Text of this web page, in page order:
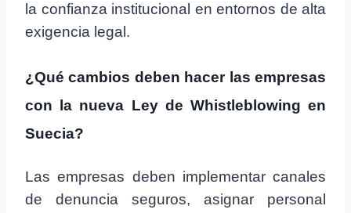
la confianza institucional en entornos de alta
exigencia legal.
¿Qué cambios deben hacer las empresas
con la nueva Ley de Whistleblowing en
Suecia?
Las empresas deben implementar canales
de denuncia seguros, asignar personal